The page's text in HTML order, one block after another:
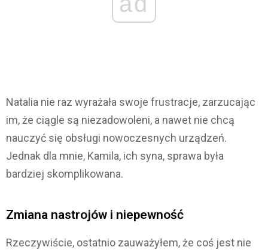
Natalia nie raz wyrażała swoje frustracje, zarzucając
im, że ciągle są niezadowoleni, a nawet nie chcą
nauczyć się obsługi nowoczesnych urządzeń.
Jednak dla mnie, Kamila, ich syna, sprawa była
bardziej skomplikowana.
Zmiana nastrojów i niepewność
Rzeczywiście, ostatnio zauważyłem, że coś jest nie